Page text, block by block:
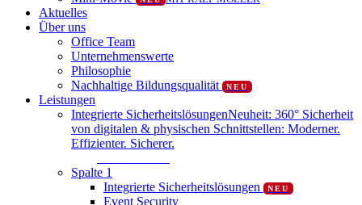
Aktuelles
Über uns
Office Team
Unternehmenswerte
Philosophie
Nachhaltige Bildungsqualität
NEU
Leistungen
Integrierte SicherheitslösungenNeuheit: 360° Sicherheit
von digitalen & physischen Schnittstellen: Moderner.
Effizienter. Sicherer.
Spalte 1
Integrierte Sicherheitslösungen
NEU
Event Security